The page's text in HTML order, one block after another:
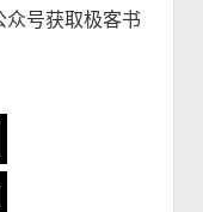
号获取极客书